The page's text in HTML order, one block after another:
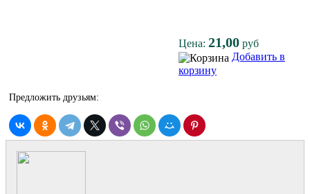
Цена: 21,00 руб
Добавить в
корзину
Предложить друзьям: